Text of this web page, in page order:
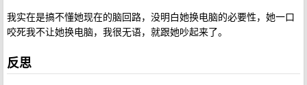
我实在是搞不懂她现在的脑回路，没明白她换电脑的必要性，她一口
咬死我不让她换电脑，我很无语，就跟她吵起来了。
反思